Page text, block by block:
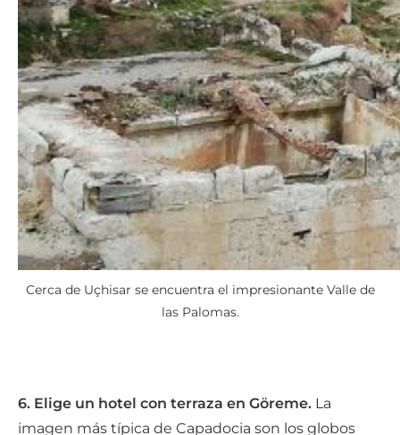
Cerca de Uçhisar se encuentra el impresionante Valle de
las Palomas.
6. Elige un hotel con terraza en Göreme. La
imagen más típica de Capadocia son los globos